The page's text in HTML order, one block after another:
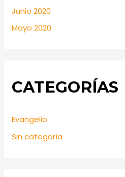
Junio 2020
Mayo 2020
CATEGORÍAS
Evangelio
Sin categoría